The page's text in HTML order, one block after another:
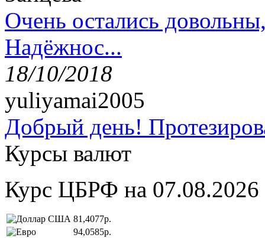
Очень остались
Надёжнос...
18/10/2018
yuliyamai2005
Добрый день!
Курсы валют
Курс ЦБРФ на 07.08.2026
81,4077р.
94,0585р.